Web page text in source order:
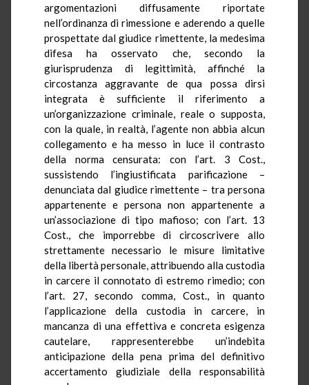
argomentazioni diffusamente riportate
nell’ordinanza di rimessione e aderendo a quelle
prospettate dal giudice rimettente, la medesima
difesa ha osservato che, secondo la
giurisprudenza di legittimità, affinché la
circostanza aggravante de qua possa dirsi
integrata è sufficiente il riferimento a
un’organizzazione criminale, reale o supposta,
con la quale, in realtà, l’agente non abbia alcun
collegamento e ha messo in luce il contrasto
della norma censurata: con l’art. 3 Cost.,
sussistendo l’ingiustificata parificazione –
denunciata dal giudice rimettente – tra persona
appartenente e persona non appartenente a
un’associazione di tipo mafioso; con l’art. 13
Cost., che imporrebbe di circoscrivere allo
strettamente necessario le misure limitative
della libertà personale, attribuendo alla custodia
in carcere il connotato di estremo rimedio; con
l’art. 27, secondo comma, Cost., in quanto
l’applicazione della custodia in carcere, in
mancanza di una effettiva e concreta esigenza
cautelare, rappresenterebbe un’indebita
anticipazione della pena prima del definitivo
accertamento giudiziale della responsabilità